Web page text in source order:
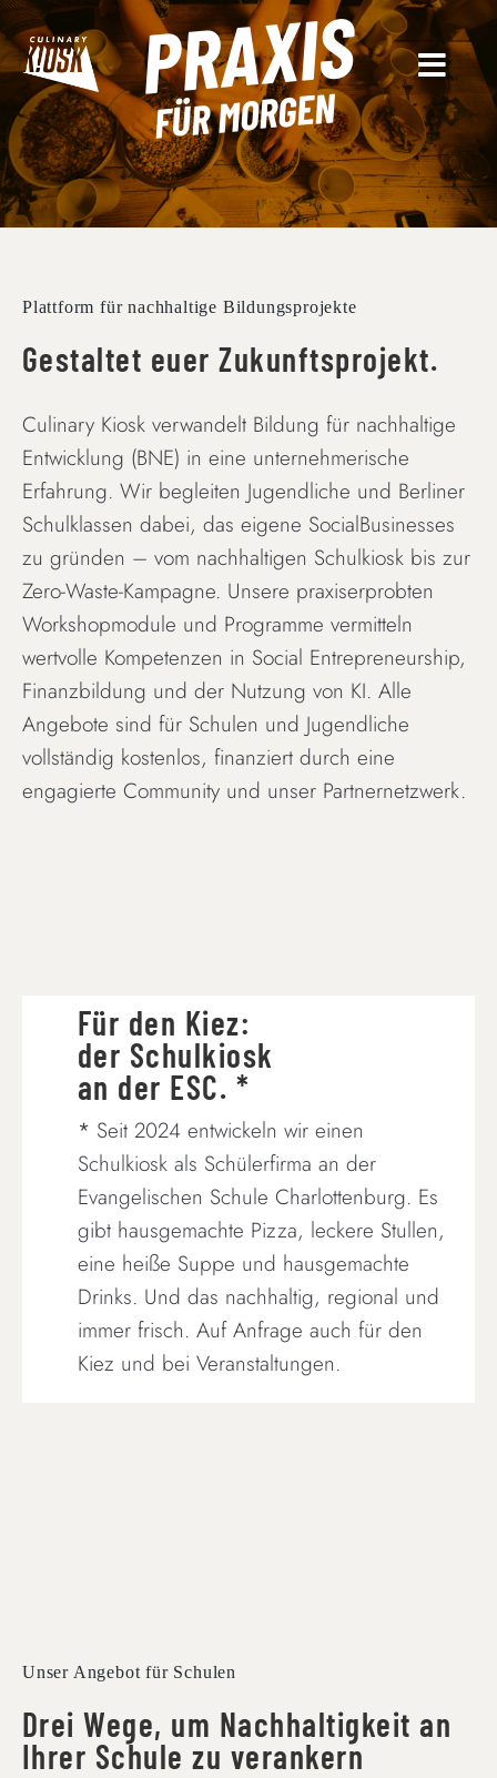
Skip
to
content
PRAXIS
FÜR MORGEN
Plattform für nachhaltige Bildungsprojekte
Gestaltet euer Zukunftsprojekt.
Culinary Kiosk verwandelt Bildung für nachhaltige
Entwicklung (BNE) in eine unternehmerische
Erfahrung. Wir begleiten Jugendliche und Berliner
Schulklassen dabei, das eigene SocialBusinesses
zu gründen – vom nachhaltigen Schulkiosk bis zur
Zero-Waste-Kampagne. Unsere praxiserprobten
Workshopmodule und Programme vermitteln
wertvolle Kompetenzen in Social Entrepreneurship,
Finanzbildung und der Nutzung von KI. Alle
Angebote sind für Schulen und Jugendliche
vollständig kostenlos, finanziert durch eine
engagierte Community und unser Partnernetzwerk.
Für den Kiez:
der Schulkiosk
an der ESC. *
* Seit 2024 entwickeln wir einen
Schulkiosk als Schülerfirma an der
Evangelischen Schule Charlottenburg. Es
gibt hausgemachte Pizza, leckere Stullen,
eine heiße Suppe und hausgemachte
Drinks. Und das nachhaltig, regional und
immer frisch. Auf Anfrage auch für den
Kiez und bei Veranstaltungen.
Unser Angebot für Schulen
Drei Wege, um Nachhaltigkeit an
Ihrer Schule zu verankern